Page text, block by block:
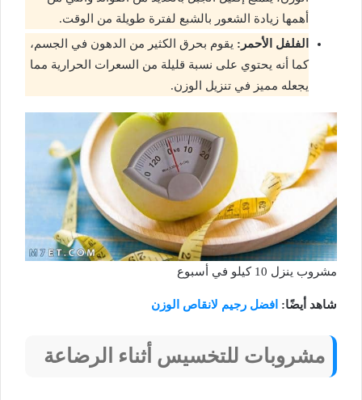
أهمها زيادة الشعور بالشبع لفترة طويلة من الوقت.
الفلفل الأحمر: يقوم بحرق الكثير من الدهون في الجسم،
كما أنه يحتوي على نسبة قليلة من السعرات الحرارية مما
يجعله مميز في تنزيل الوزن.
مشروب ينزل 10 كيلو في أسبوع
شاهد أيضًا: افضل رجيم لانقاص الوزن
مشروبات للتخسيس أثناء الرضاعة